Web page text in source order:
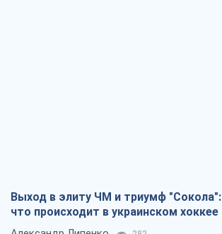
Выход в элиту ЧМ и триумф "Сокола":
что происходит в украинском хоккее